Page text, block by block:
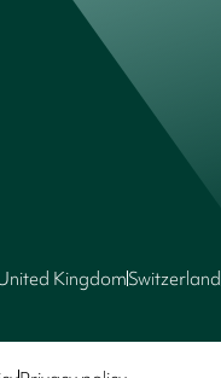
KingdomSwitzerland